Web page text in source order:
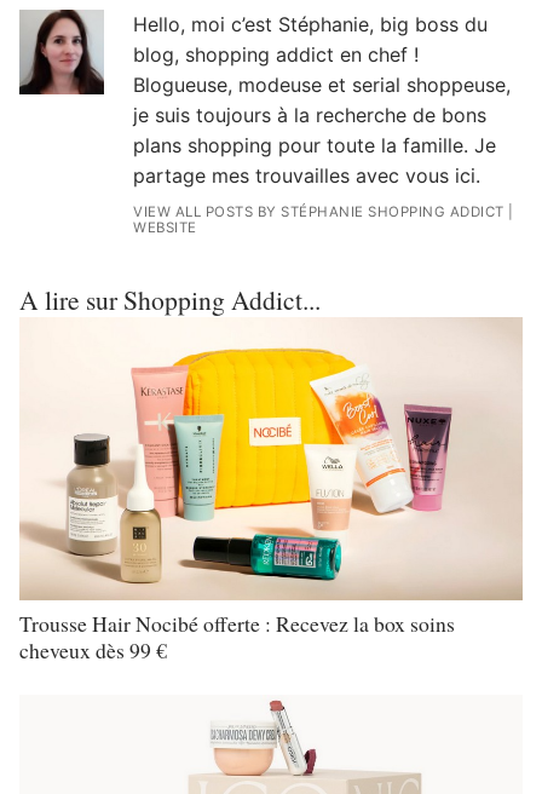
Hello, moi c’est Stéphanie, big boss du
blog, shopping addict en chef !
Blogueuse, modeuse et serial shoppeuse,
je suis toujours à la recherche de bons
plans shopping pour toute la famille. Je
partage mes trouvailles avec vous ici.
VIEW ALL POSTS BY STÉPHANIE SHOPPING ADDICT
WEBSITE
A lire sur Shopping Addict...
Trousse Hair Nocibé offerte : Recevez la box soins
cheveux dès 99 €